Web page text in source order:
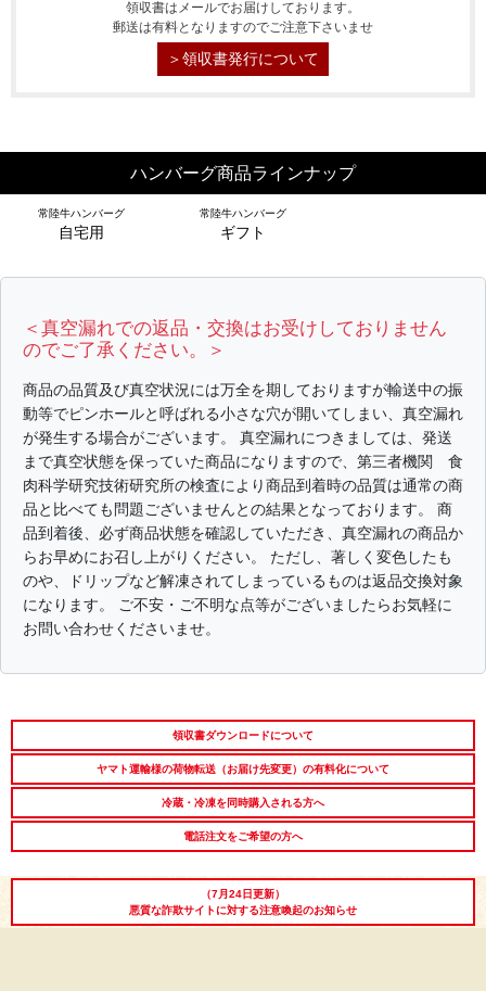
シーン別特集
お中元ギフト
お中元ハムギフ
ト
誕生日ギフト
出産内祝い 結婚内祝い 法事・香典返し
長寿祝い 高級肉ギフト 法人ギフト
LINEギフト ふるさと納税
領収書はメールでお届けしております。
郵送は有料となりますのでご注意下さいませ
＞領収書発行について
ハンバーグ商品ラインナップ
常陸牛ハンバーグ
自宅用
常陸牛ハンバーグ
ギフト
＜真空漏れでの返品・交換はお受けしておりません
のでご了承ください。＞
商品の品質及び真空状況には万全を期しておりますが輸送中の振
動等でピンホールと呼ばれる小さな穴が開いてしまい、真空漏れ
が発生する場合がございます。 真空漏れにつきましては、発送
まで真空状態を保っていた商品になりますので、第三者機関 食
肉科学研究技術研究所の検査により商品到着時の品質は通常の商
品と比べても問題ございませんとの結果となっております。 商
品到着後、必ず商品状態を確認していただき、真空漏れの商品か
らお早めにお召し上がりください。 ただし、著しく変色したも
のや、ドリップなど解凍されてしまっているものは返品交換対象
になります。 ご不安・ご不明な点等がございましたらお気軽に
お問い合わせくださいませ。
領収書ダウンロードについて
ヤマト運輸様の荷物転送（お届け先変更）の有料化について
冷蔵・冷凍を同時購入される方へ
電話注文をご希望の方へ
（7月24日更新）
悪質な詐欺サイトに対する注意喚起のお知らせ